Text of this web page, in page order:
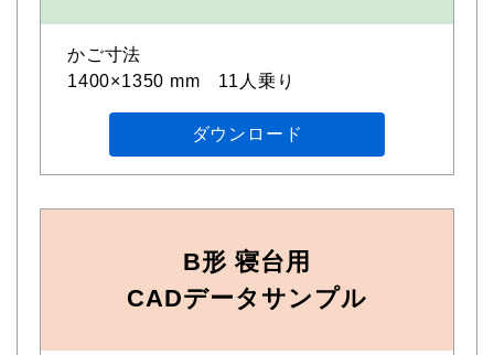
かご寸法
1400×1350 mm 11人乗り
ダウンロード
B形 寝台用
CADデータサンプル